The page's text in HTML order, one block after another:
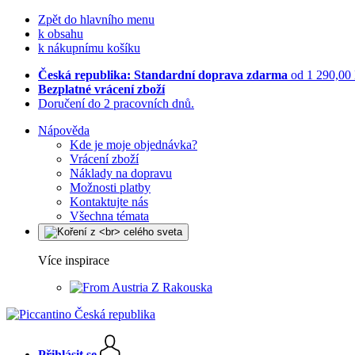
Zpět do hlavního menu
k obsahu
k nákupnímu košíku
Česká republika: Standardní doprava zdarma od 1 290,00
Bezplatné vrácení zboží
Doručení do 2 pracovních dnů.
Nápověda
Kde je moje objednávka?
Vrácení zboží
Náklady na dopravu
Možnosti platby
Kontaktujte nás
Všechna témata
Více inspirace
Z Rakouska